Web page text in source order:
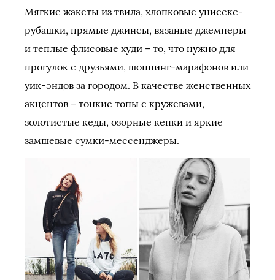
Мягкие жакеты из твила, хлопковые унисекс-
рубашки, прямые джинсы, вязаные джемперы
и теплые флисовые худи – то, что нужно для
прогулок с друзьями, шоппинг-марафонов или
уик-эндов за городом. В качестве женственных
акцентов – тонкие топы с кружевами,
золотистые кеды, озорные кепки и яркие
замшевые сумки-мессенджеры.